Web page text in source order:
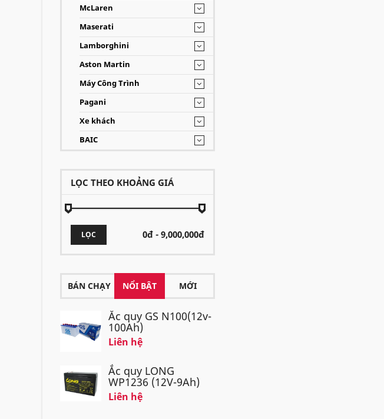
McLaren
Maserati
Lamborghini
Aston Martin
Máy Công Trình
Pagani
Xe khách
BAIC
LỌC THEO KHOẢNG GIÁ
LỌC
BÁN CHẠY NỔI BẬT MỚI
Ắc quy GS N100(12v-
100Ah)
Liên hệ
Ắc quy LONG
WP1236 (12V-9Ah)
Liên hệ